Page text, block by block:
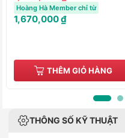
Hoàng Hà Member chỉ từ
1,670,000 ₫
THÊM GIỎ HÀNG
THÔNG SỐ KỸ THUẬT